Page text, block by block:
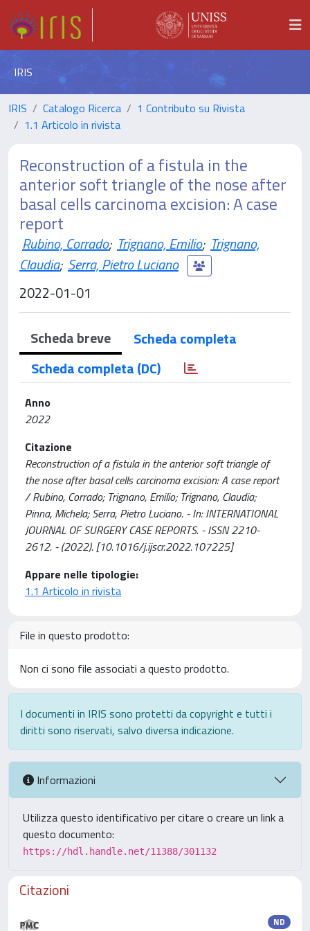
IRIS
IRIS Catalogo Ricerca
1 Contributo su Rivista
1.1 Articolo in rivista
Reconstruction of a fistula in the
anterior soft triangle of the nose after
basal cells carcinoma excision: A case
report
Rubino, Corrado; Trignano, Emilio; Trignano,
Claudia; Serra, Pietro Luciano
2022-01-01
Scheda breve
Scheda completa
Scheda completa (DC)
Anno
2022
Citazione
Reconstruction of a fistula in the anterior soft triangle of
the nose after basal cells carcinoma excision: A case report
/ Rubino, Corrado; Trignano, Emilio; Trignano, Claudia;
Pinna, Michela; Serra, Pietro Luciano. - In: INTERNATIONAL
JOURNAL OF SURGERY CASE REPORTS. - ISSN 2210-
2612. - (2022). [10.1016/j.ijscr.2022.107225]
Appare nelle tipologie:
1.1 Articolo in rivista
File in questo prodotto:
Non ci sono file associati a questo prodotto.
I documenti in IRIS sono protetti da copyright e tutti i
diritti sono riservati, salvo diversa indicazione.
Informazioni
Utilizza questo identificativo per citare o creare un link a
questo documento:
https://hdl.handle.net/11388/301132
Citazioni
ND